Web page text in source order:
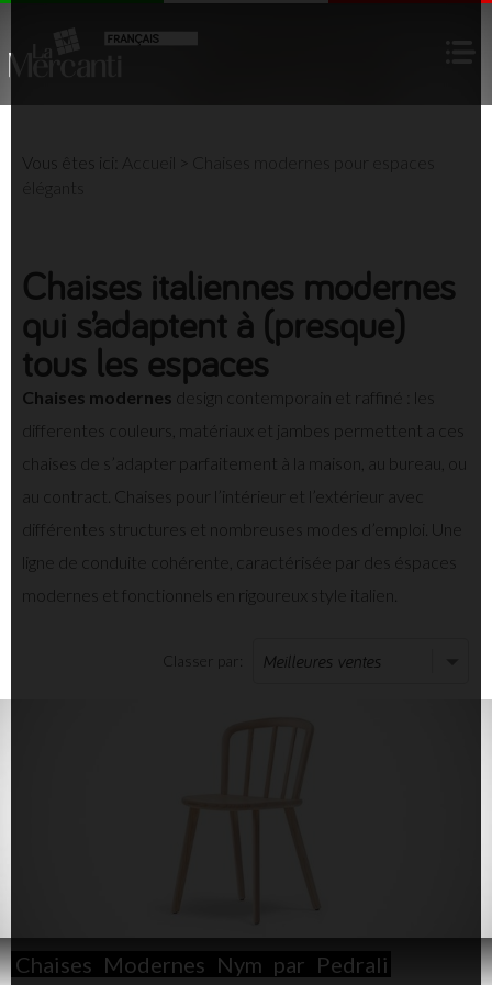
Vous êtes ici:
élégants
Chaises italiennes modernes
qui s’adaptent à (presque)
tous les espaces
Chaises modernes design contemporain et raffiné : les
differentes couleurs, matériaux et jambes permettent a ces
chaises de s’adapter parfaitement à la maison, au bureau, ou
au contract. Chaises pour l’intérieur et l’extérieur avec
différentes structures et nombreuses modes d’emploi. Une
ligne de conduite cohérente, caractérisée par des éspaces
modernes et fonctionnels en rigoureux style italien.
Classer par:
Chaises Modernes Nym par Pedrali